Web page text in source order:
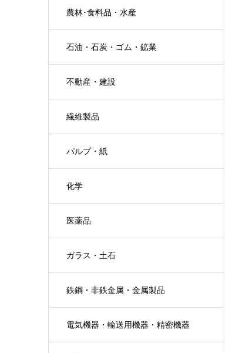
農林･食料品・水産
石油・石炭・ゴム・鉱業
不動産・建設
繊維製品
パルプ・紙
化学
医薬品
ガラス・土石
鉄鋼・非鉄金属・金属製品
電気機器・輸送用機器・精密機器